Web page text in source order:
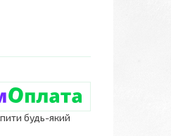
будь-який